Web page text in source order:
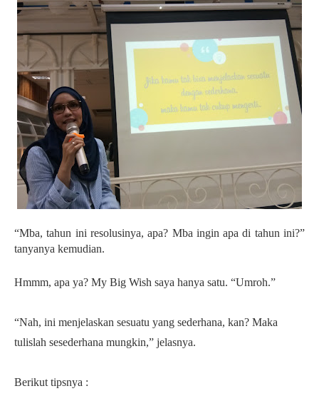
“Mba, tahun ini resolusinya, apa? Mba ingin apa di tahun ini?”
tanyanya kemudian.
Hmmm, apa ya? My Big Wish saya hanya satu. “Umroh.”
“Nah, ini menjelaskan sesuatu yang sederhana, kan? Maka
tulislah sesederhana mungkin,” jelasnya.
Berikut tipsnya :